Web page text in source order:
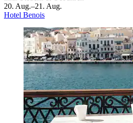
20. Aug.–21. Aug.
Hotel Benois